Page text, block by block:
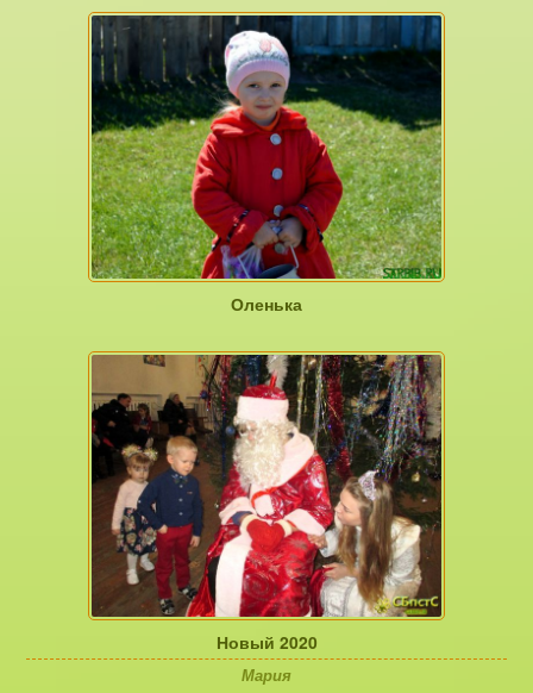
Оленька
Новый 2020
Мария